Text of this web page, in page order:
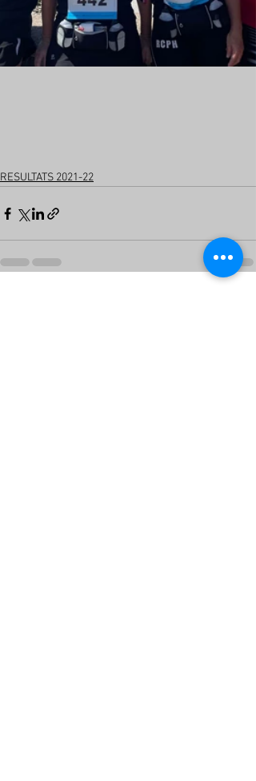
RESULTATS 2021-22